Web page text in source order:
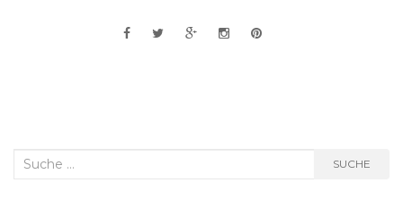
Suche
SUCHE